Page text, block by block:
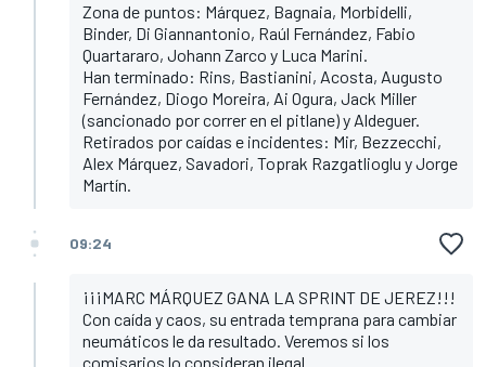
Zona de puntos: Márquez, Bagnaia, Morbidelli,
Binder, Di Giannantonio, Raúl Fernández, Fabio
Quartararo, Johann Zarco y Luca Marini.
Han terminado: Rins, Bastianini, Acosta, Augusto
Fernández, Diogo Moreira, Ai Ogura, Jack Miller
(sancionado por correr en el pitlane) y Aldeguer.
Retirados por caídas e incidentes: Mir, Bezzecchi,
Alex Márquez, Savadori, Toprak Razgatlioglu y Jorge
Martín.
09:24
¡¡¡MARC MÁRQUEZ GANA LA SPRINT DE JEREZ!!!
Con caída y caos, su entrada temprana para cambiar
neumáticos le da resultado. Veremos si los
comisarios lo consideran ilegal.